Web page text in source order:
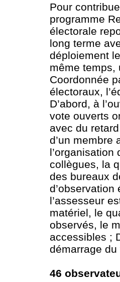
Pour
programme
électorale
long terme
déploiement
même temps,
Coordonnée
électoraux,
D’abord, à
vote ouverts
avec du
d’un membre
l’organisation
collègues, la
des bureaux
l’assesseur
matériel, le
observés, le
accessibles ;
démarrage du
46